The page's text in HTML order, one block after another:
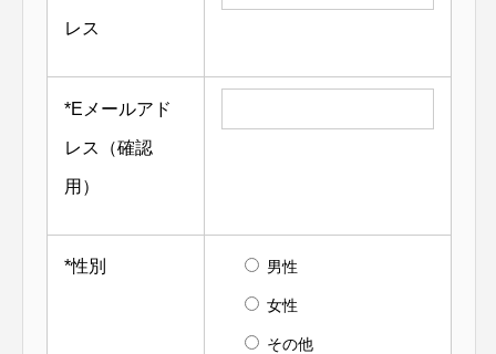
レス
*Eメールアド
レス（確認
用）
*性別 男性
女性
その他